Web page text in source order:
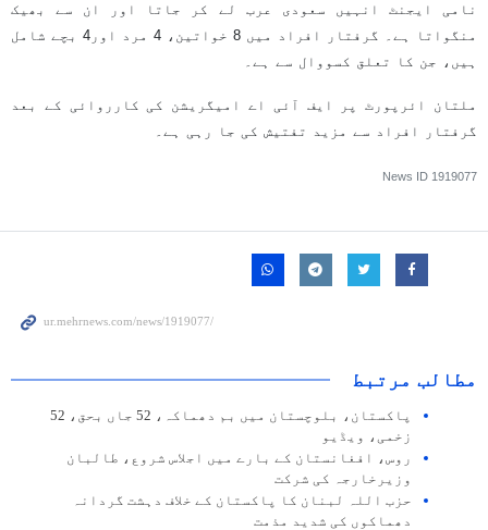
نامی ایجنٹ انہیں سعودی عرب لے کر جاتا اور ان سے بھیک
منگواتا ہے۔ گرفتار افراد میں 8 خواتین، 4 مرد اور4 بچے شامل
ہیں، جن کا تعلق کسووال سے ہے۔
ملتان ائرپورٹ پر ایف آئی اے امیگریشن کی کارروائی کے بعد
گرفتار افراد سے مزید تفتیش کی جا رہی ہے۔
News ID 1919077
مطالب مرتبط
پاکستان، بلوچستان میں بم دھماکہ، 52 جاں بحق، 52
زخمی، ویڈیو
روس، افغانستان کے بارے میں اجلاس شروع، طالبان
وزیرخارجہ کی شرکت
حزب اللہ لبنان کا پاکستان کے خلاف دہشت گردانہ
دھماکوں کی شدید مذمت